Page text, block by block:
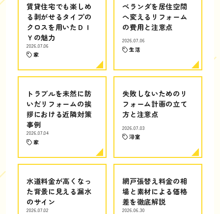
賃貸住宅でも楽しめ
る剥がせるタイプの
クロスを用いたＤＩ
Ｙの魅力
2026.07.06
家
ベランダを居住空間
へ変えるリフォーム
の費用と注意点
2026.07.06
生活
トラブルを未然に防
いだリフォームの挨
拶における近隣対策
事例
2026.07.04
家
失敗しないためのリ
フォーム計画の立て
方と注意点
2026.07.03
浴室
水道料金が高くなっ
た背景に見える漏水
のサイン
2026.07.02
網戸張替え料金の相
場と素材による価格
差を徹底解説
2026.06.30